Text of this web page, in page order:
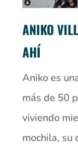
ANIKO
AHÍ
Aniko es
más de 50
viviendo
mochila, su